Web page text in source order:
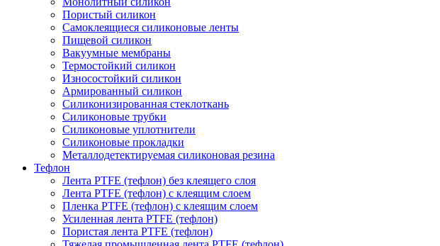
Пористый силикон
Самоклеящиеся силиконовые ленты
Пищевой силикон
Вакуумные мембраны
Термостойкий силикон
Износостойкий силикон
Армированный силикон
Силиконизированная стеклоткань
Силиконовые трубки
Силиконовые уплотнители
Силиконовые прокладки
Металлодетектируемая силиконовая резина
Тефлон
Лента PTFE (тефлон) без клеящего слоя
Лента PTFE (тефлон) с клеящим слоем
Пленка PTFE (тефлон) с клеящим слоем
Усиленная лента PTFE (тефлон)
Пористая лента PTFE (тефлон)